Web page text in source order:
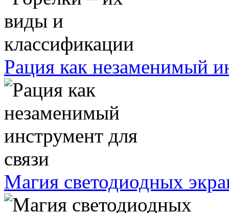
Рация как незаменимый
Магия светодиодных